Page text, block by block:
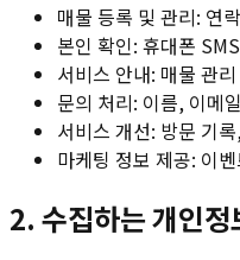
매물 등록 및 관리: 연
본인 확인: 휴대폰
서비스 안내: 매물 관
문의 처리: 이름, 이메
서비스 개선: 방문 기
마케팅 정보 제공: 이
2. 수집하는 개인정